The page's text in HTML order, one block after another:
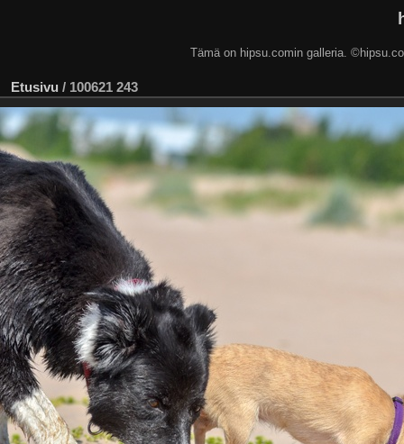
Tämä on hipsu.comin galleria.
Etusivu / 100621 243